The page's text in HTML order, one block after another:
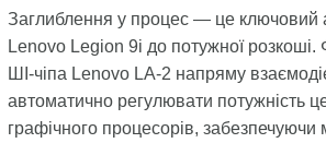
Заглиблення у процес — це ключовий
Lenovo Legion 9i до потужної розкоші.
ШІ-чіпа Lenovo LA-2 напряму
автоматично регулювати потужність
графічного процесорів,